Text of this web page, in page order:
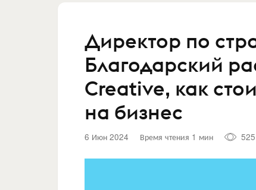
Директор по
Благодарский
Creative, как
на бизнес
6 Июн 2024 Время чтения 1 мин 525